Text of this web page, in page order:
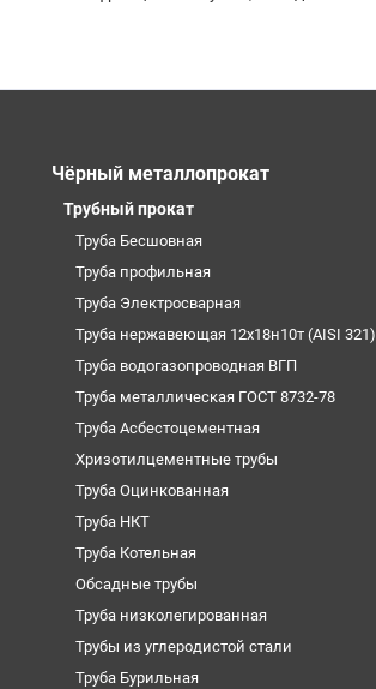
Чёрный металлопрокат
Трубный прокат
Труба Бесшовная
Труба профильная
Труба Электросварная
Труба нержавеющая 12х18н10т (AISI 321)
Труба водогазопроводная ВГП
Труба металлическая ГОСТ 8732-78
Труба Асбестоцементная
Хризотилцементные трубы
Труба Оцинкованная
Труба НКТ
Труба Котельная
Обсадные трубы
Труба низколегированная
Трубы из углеродистой стали
Труба Бурильная